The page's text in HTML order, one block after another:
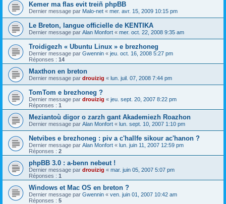
Kemer ma flas evit treiñ phpBB
Dernier message par Malo-net « mer. avr. 15, 2009 10:15 pm
Le Breton, langue officielle de KENTIKA
Dernier message par Alan Monfort « mer. oct. 22, 2008 9:35 am
Troidigezh « Ubuntu Linux » e brezhoneg
Dernier message par Gwennin « jeu. oct. 16, 2008 5:27 pm
Réponses : 14
Maxthon en breton
Dernier message par drouizig « lun. juil. 07, 2008 7:44 pm
TomTom e brezhoneg ?
Dernier message par drouizig « jeu. sept. 20, 2007 8:22 pm
Réponses : 1
Meziantoù digor o zarzh gant Akademiezh Roazhon
Dernier message par Alan Monfort « lun. sept. 10, 2007 1:10 pm
Netvibes e brezhoneg : piv a c'hallfe sikour ac'hanon ?
Dernier message par Alan Monfort « lun. juin 11, 2007 12:59 pm
Réponses : 2
phpBB 3.0 : a-benn nebeut !
Dernier message par drouizig « mar. juin 05, 2007 5:07 pm
Réponses : 1
Windows et Mac OS en breton ?
Dernier message par Gwennin « ven. juin 01, 2007 10:42 am
Réponses : 5